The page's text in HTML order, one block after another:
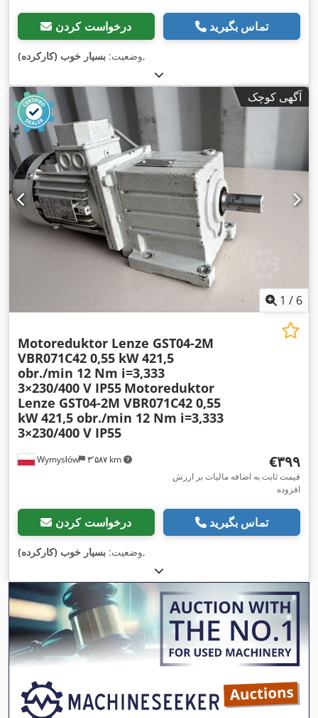
درخواست کردن تماس بگیرید
وضعیت: بسیار خوب (کارکرده) ,
آگهی کوچک
1 / 6
Wymysłów ۳٬۵۸۷ km
Motoreduktor Lenze GST04-2M
VBR071C42 0,55 kW 421,5
obr./min 12 Nm i=3,333
3×230/400 V IP55 Motoreduktor
Lenze GST04-2M VBR071C42 0,55
kW 421,5 obr./min 12 Nm i=3,333
3×230/400 V IP55
‎€۳۹۹
قیمت ثابت به اضافه مالیات بر ارزش
افزوده
درخواست کردن تماس بگیرید
وضعیت: بسیار خوب (کارکرده) ,